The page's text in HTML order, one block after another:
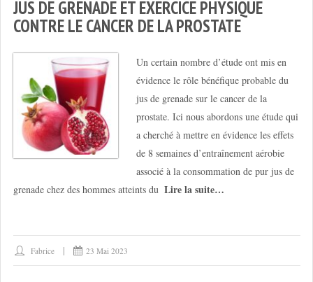
JUS DE GRENADE ET EXERCICE PHYSIQUE
CONTRE LE CANCER DE LA PROSTATE
Un certain nombre d’étude ont mis en
évidence le rôle bénéfique probable du
jus de grenade sur le cancer de la
prostate. Ici nous abordons une étude qui
a cherché à mettre en évidence les effets
de 8 semaines d’entraînement aérobie
associé à la consommation de pur jus de
grenade chez des hommes atteints du Lire la suite…
Fabrice 23 Mai 2023